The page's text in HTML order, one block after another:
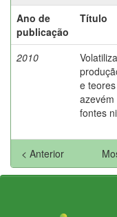
Ano de
publicação
Título
2010
e
fontes
< Anterior